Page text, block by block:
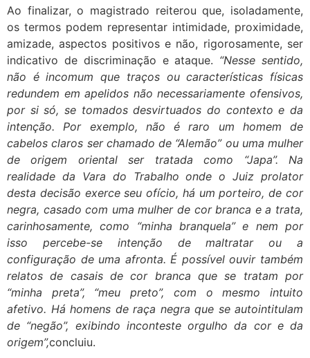
Ao finalizar, o magistrado reiterou que, isoladamente,
os termos podem representar intimidade, proximidade,
amizade, aspectos positivos e não, rigorosamente, ser
indicativo de discriminação e ataque. “Nesse sentido,
não é incomum que traços ou características físicas
redundem em apelidos não necessariamente ofensivos,
por si só, se tomados desvirtuados do contexto e da
intenção. Por exemplo, não é raro um homem de
cabelos claros ser chamado de “Alemão” ou uma mulher
de origem oriental ser tratada como “Japa”. Na
realidade da Vara do Trabalho onde o Juiz prolator
desta decisão exerce seu ofício, há um porteiro, de cor
negra, casado com uma mulher de cor branca e a trata,
carinhosamente, como “minha branquela” e nem por
isso percebe-se intenção de maltratar ou a
configuração de uma afronta. É possível ouvir também
relatos de casais de cor branca que se tratam por
“minha preta”, “meu preto”, com o mesmo intuito
afetivo. Há homens de raça negra que se autointitulam
de “negão”, exibindo inconteste orgulho da cor e da
origem”,concluiu.